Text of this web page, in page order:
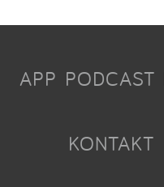
APP PODCAST
KONTAKT